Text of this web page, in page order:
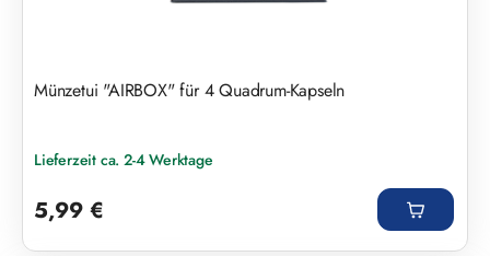
Münzetui "AIRBOX" für 4 Quadrum-Kapseln
Lieferzeit ca. 2-4 Werktage
5,99 €